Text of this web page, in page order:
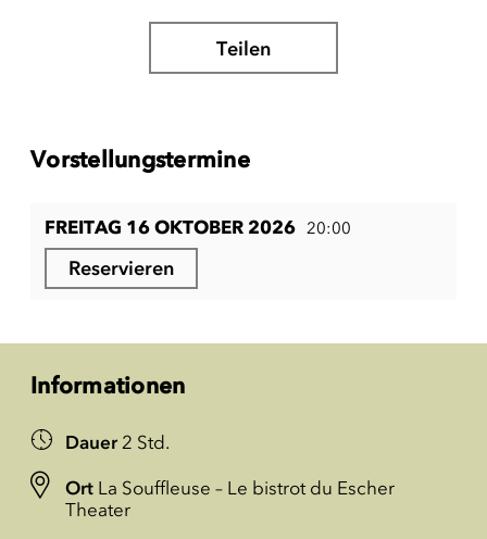
Teilen
Vorstellungstermine
FREITAG 16 OKTOBER 2026 20:00
Reservieren
Informationen
Dauer 2 Std.
Ort La Souffleuse – Le bistrot du Escher
Theater